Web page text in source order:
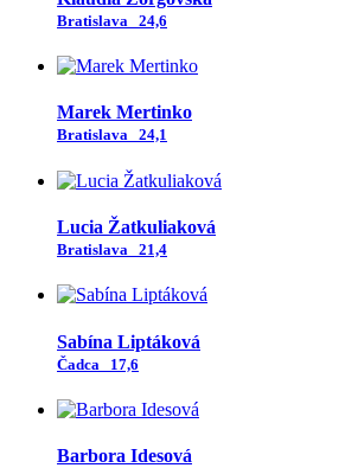
Bratislava 24,6
Marek Mertinko
Bratislava 24,1
Lucia Žatkuliaková
Bratislava 21,4
Sabína Liptáková
Čadca 17,6
Barbora Idesová